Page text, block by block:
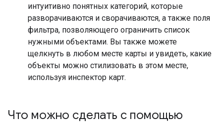
интуитивно понятных категорий, которые
разворачиваются и сворачиваются, а также поля
фильтра, позволяющего ограничить список
нужными объектами. Вы также можете
щелкнуть в любом месте карты и увидеть, какие
объекты можно стилизовать в этом месте,
используя инспектор карт.
Что можно сделать с помощью